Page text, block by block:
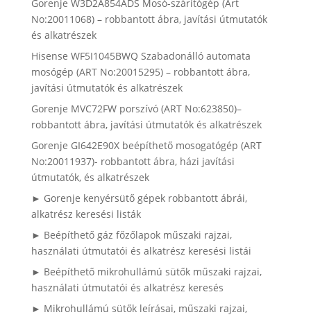
Gorenje W3D2A854ADS Mosó-szárítógép (Art
No:20011068) – robbantott ábra, javítási útmutatók
és alkatrészek
Hisense WF5I1045BWQ Szabadonálló automata
mosógép (ART No:20015295) – robbantott ábra,
javítási útmutatók és alkatrészek
Gorenje MVC72FW porszívó (ART No:623850)–
robbantott ábra, javítási útmutatók és alkatrészek
Gorenje GI642E90X beépíthető mosogatógép (ART
No:20011937)- robbantott ábra, házi javítási
útmutatók, és alkatrészek
► Gorenje kenyérsütő gépek robbantott ábrái,
alkatrész keresési listák
► Beépíthető gáz főzőlapok műszaki rajzai,
használati útmutatói és alkatrész keresési listái
► Beépíthető mikrohullámú sütők műszaki rajzai,
használati útmutatói és alkatrész keresés
► Mikrohullámú sütők leírásai, műszaki rajzai,